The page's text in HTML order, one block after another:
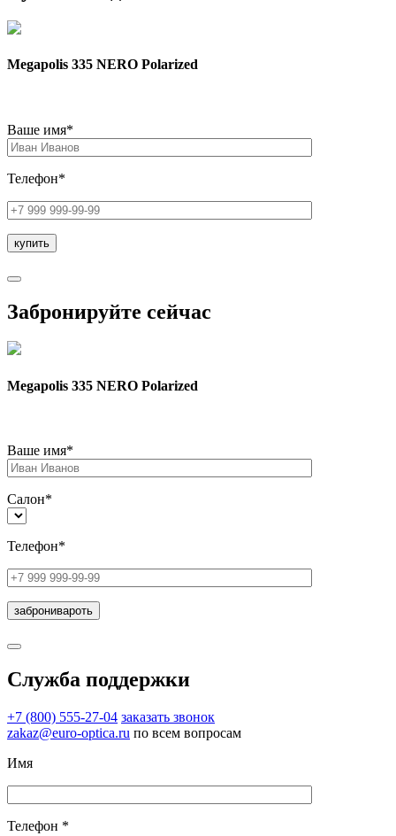
Megapolis 335 NERO Polarized
Ваше имя*
Телефон*
Забронируйте сейчас
Megapolis 335 NERO Polarized
Ваше имя*
Салон*
Телефон*
Служба поддержки
+7 (800) 555-27-04 заказать звонок
zakaz@euro-optica.ru по всем вопросам
Имя
Телефон *